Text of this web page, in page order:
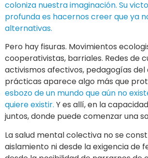
coloniza nuestra imaginación. Su
profunda es hacernos creer que ya
alternativas.
Pero hay fisuras. Movimientos
cooperativistas, barriales. Redes de
activismos afectivos, pedagogías del
prácticas aparece algo más que
esbozo de un mundo que aún no
quiere existir. Y es allí, en la
juntos, donde puede comenzar una
La salud mental colectiva no se
aislamiento ni desde la exigencia de